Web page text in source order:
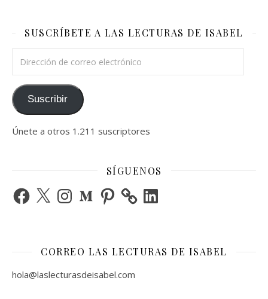
SUSCRÍBETE A LAS LECTURAS DE ISABEL
Suscribir
Únete a otros 1.211 suscriptores
SÍGUENOS
Facebook
X InstagramMediumPinterest LinkedIn
CORREO LAS LECTURAS DE ISABEL
hola@laslecturasdeisabel.com